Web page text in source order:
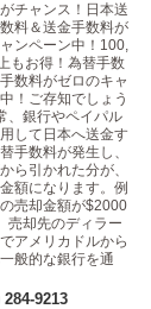
チャンス！日本送
料＆送金手数料が
ンペーン中！100,
もお得！為替手数
数料がゼロのキャ
！ご存知でしょう
銀行やペイパル
して日本へ送金す
手数料が発生し、
ら引かれた分が、
額になります。例
売却金額が$2000
売却先のディラー
アメリカドルから
般的な銀行を通
9213